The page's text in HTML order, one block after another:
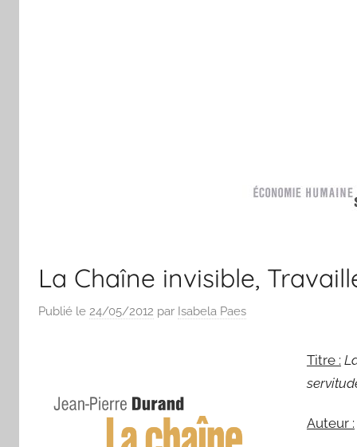
La Chaîne invisible,
Publié le 24/05/2012 par Isabela Paes
Titre :
Auteur :